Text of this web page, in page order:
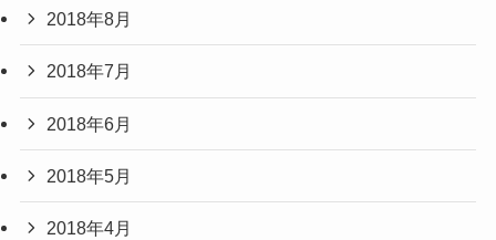
2018年8月
2018年7月
2018年6月
2018年5月
2018年4月